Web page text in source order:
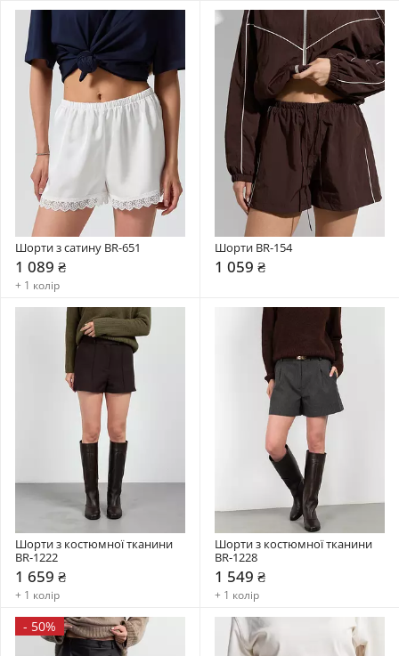
Шорти з сатину BR-651
1 089 ₴
+ 1 колір
Шорти BR-154
1 059 ₴
Шорти з костюмної тканини
BR-1222
1 659 ₴
+ 1 колір
Шорти з костюмної тканини
BR-1228
1 549 ₴
+ 1 колір
- 50%